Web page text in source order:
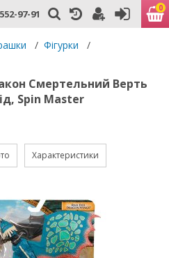
97-91 0
/ Фігурки
/
Смертельний Верть
Spin Master
Характеристики